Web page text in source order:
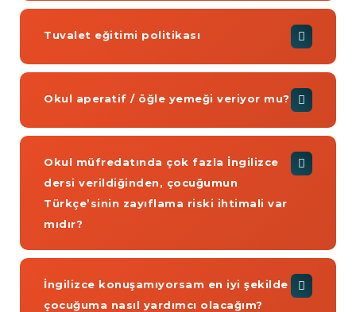
Tuvalet eğitimi politikası
Okul aperatif / öğle yemeği veriyor mu?
Okul müfredatında çok fazla İngilizce
dersi verildiğinden, çocuğumun
Türkçe’sinin zayıflama riski ihtimali var
mıdır?
İngilizce konuşamıyorsam en iyi şekilde
çocuğuma nasıl yardımcı olacağım?